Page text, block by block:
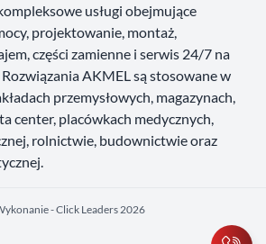
usługi obejmujące
projektowanie, montaż,
części zamienne i serwis 24/7 na
AKMEL są stosowane w
przemysłowych, magazynach,
center, placówkach medycznych,
rolnictwie, budownictwie oraz
- Click Leaders 2026